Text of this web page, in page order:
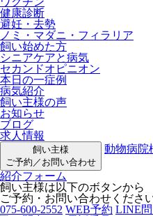
健康診断
避妊・去勢
ノミ・マダニ・フィラリア
飼い始めた方
シニアケアと病気
セカンドオピニオン
本日の一症例
病気紹介
飼い主様の声
お知らせ
ブログ
求人情報
飼い主様
ご予約／お問い合わせ
動物病院
紹介フォーム
飼い主様は以下のボタンから
ご予約・お問い合わせくださ
075-600-2552 WEB予約 LINE